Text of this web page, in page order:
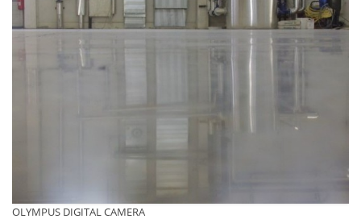
OLYMPUS DIGITAL CAMERA